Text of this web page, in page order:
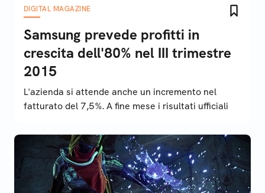
DIGITAL MAGAZINE
Samsung prevede profitti in
crescita dell'80% nel III trimestre
2015
L'azienda si attende anche un incremento nel
fatturato del 7,5%. A fine mese i risultati ufficiali